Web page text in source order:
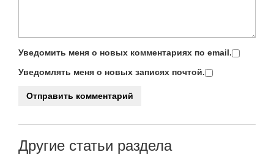
Уведомить меня о новых комментариях по email.
Уведомлять меня о новых записях почтой.
Другие статьи раздела